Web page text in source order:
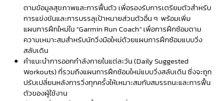
ตามข้อมูลสุขภาพและการฟื้นตัว เพื่อรองรับการเตรียมตัวสำหรับ
การแข่งขันและการบรรลุเป้าหมายส่วนตัวอื่น ๆ พร้อมเพิ่ม
แผนการฝึกใหม่ใน“Garmin Run Coach”เพื่อการฝึกซ้อมตาม
ความเหมาะสมสำหรับนักวิ่งมือใหม่ด้วยแผนการฝึกซ้อมแบบวิ่ง
สลับเดิน
คำแนะนำการออกกำลังกายในแต่ละวัน(Daily Suggested
Workouts) ที่รวมถึงแผนการฝึกซ้อมใหม่แบบวิ่งสลับเดิน ซึ่งจะถูก
ปรับเปลี่ยนหลังการวิ่งทุกครั้งให้เหมาะสมกับสมรรถนะและการฟื้น
ตัวของผู้ใช้งาน